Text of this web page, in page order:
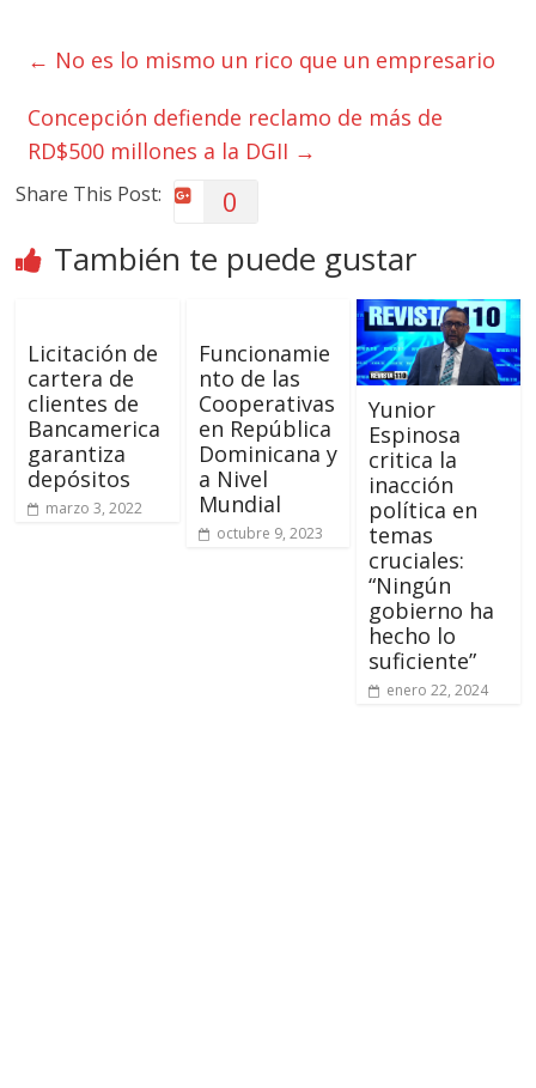
← No es lo mismo un rico que un empresario
Concepción defiende reclamo de más de
RD$500 millones a la DGII →
Share This Post: 0
También te puede gustar
Licitación de
cartera de
clientes de
Bancamerica
garantiza
depósitos
marzo 3, 2022
Funcionamie
nto de las
Cooperativas
en República
Dominicana y
a Nivel
Mundial
octubre 9, 2023
Yunior
Espinosa
critica la
inacción
política en
temas
cruciales:
“Ningún
gobierno ha
hecho lo
suficiente”
enero 22, 2024